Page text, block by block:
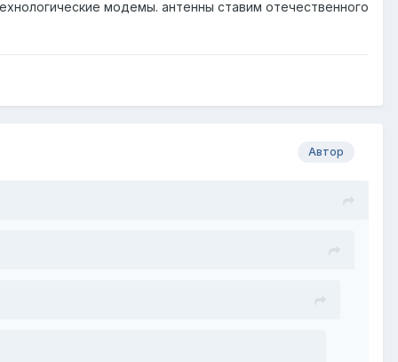
модемы. антенны ставим отечественного
Автор